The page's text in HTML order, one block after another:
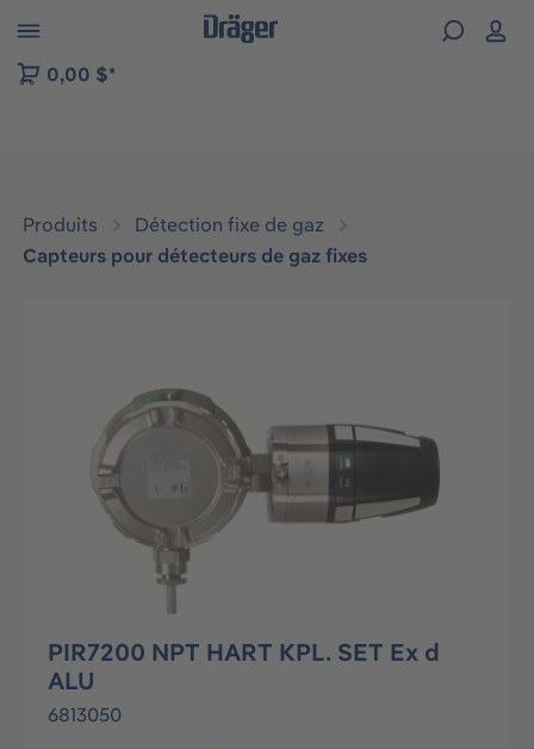
to B2B platform navigation
0,00 $*
Produits
Détection fixe de gaz
Capteurs pour détecteurs de gaz fixes
PIR7200 NPT HART KPL. SET Ex d
ALU
6813050